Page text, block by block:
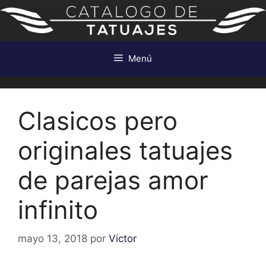
Saltar
contenido
Menú
Clasicos pero
originales tatuajes
de parejas amor
infinito
mayo 13, 2018 por Victor